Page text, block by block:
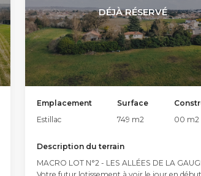
DÉJÀ RÉSERVÉ
Emplacement
Estillac
Surface
749 m2
00 m2
Description du terrain
MACRO LOT N°2 - LES ALLÉES DE LA